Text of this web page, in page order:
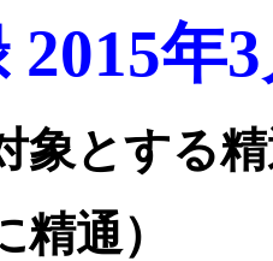
年
象とす
精通）